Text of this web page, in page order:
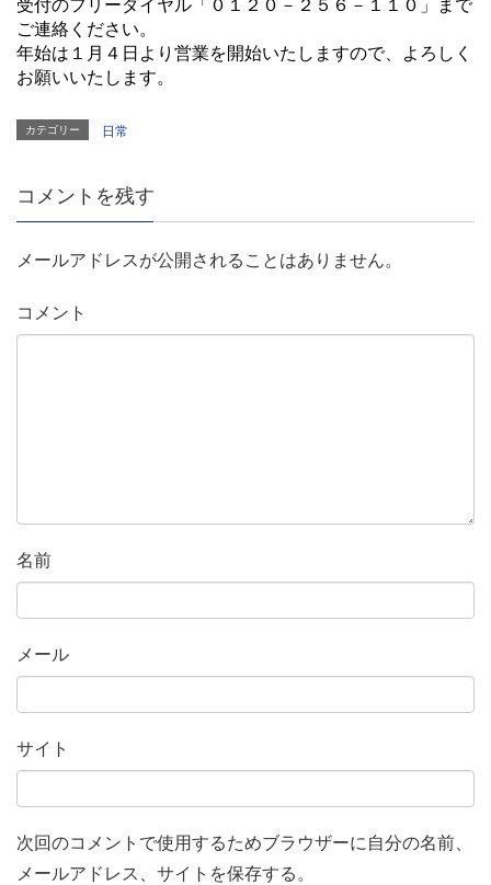
受付のフリーダイヤル「０１２０－２５６－１１０」まで
ご連絡ください。
年始は１月４日より営業を開始いたしますので、よろしく
お願いいたします。
カテゴリー 日常
コメントを残す
メールアドレスが公開されることはありません。
コメント
名前
メール
サイト
次回のコメントで使用するためブラウザーに自分の名前、
メールアドレス、サイトを保存する。